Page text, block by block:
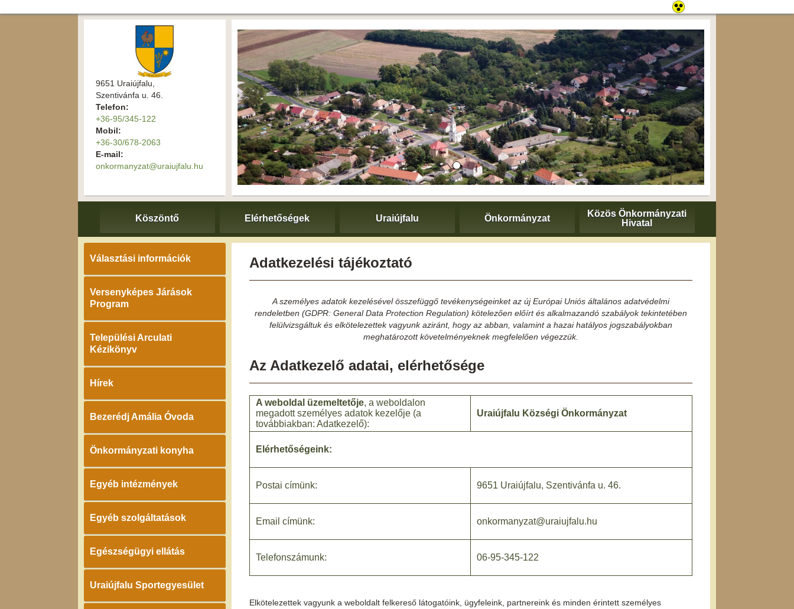
9651 Uraiújfalu,
Szentivánfa u. 46.
Telefon:
+36-95/345-122
Mobil:
+36-30/678-2063
E-mail:
onkormanyzat@uraiujfalu.hu
Köszöntő Elérhetőségek Uraiújfalu Önkormányzat
Közös Önkormányzati
Hivatal
Választási információk
Versenyképes Járások
Program
Települési Arculati
Kézikönyv
Hírek
Bezerédj Amália Óvoda
Önkormányzati konyha
Egyéb intézmények
Egyéb szolgáltatások
Egészségügyi ellátás
Uraiújfalu Sportegyesület
Adatkezelési tájékoztató
A személyes adatok kezelésével összefüggő tevékenységeinket az új Európai Uniós általános adatvédelmi
rendeletben (GDPR: General Data Protection Regulation) kötelezően előírt és alkalmazandó szabályok tekintetében
felülvizsgáltuk és elkötelezettek vagyunk aziránt, hogy az abban, valamint a hazai hatályos jogszabályokban
meghatározott követelményeknek megfelelően végezzük.
Az Adatkezelő adatai, elérhetősége
A weboldal üzemeltetője, a weboldalon
megadott személyes adatok kezelője (a
továbbiakban: Adatkezelő):
Uraiújfalu Községi Önkormányzat
Elérhetőségeink:
Postai címünk: 9651 Uraiújfalu, Szentivánfa u. 46.
Email címünk: onkormanyzat@uraiujfalu.hu
Telefonszámunk: 06-95-345-122
Elkötelezettek vagyunk a weboldalt felkereső látogatóink, ügyfeleink, partnereink és minden érintett személyes